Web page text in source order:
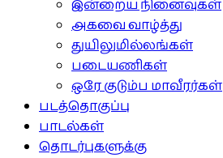
இன்றைய நினைவுகள்
அகவை வாழ்த்து
துயிலுமில்லங்கள்
படையணிகள்
ஒரே குடும்ப மாவீரர்கள்
படத்தொகுப்பு
பாடல்கள்
தொடர்புகளுக்கு